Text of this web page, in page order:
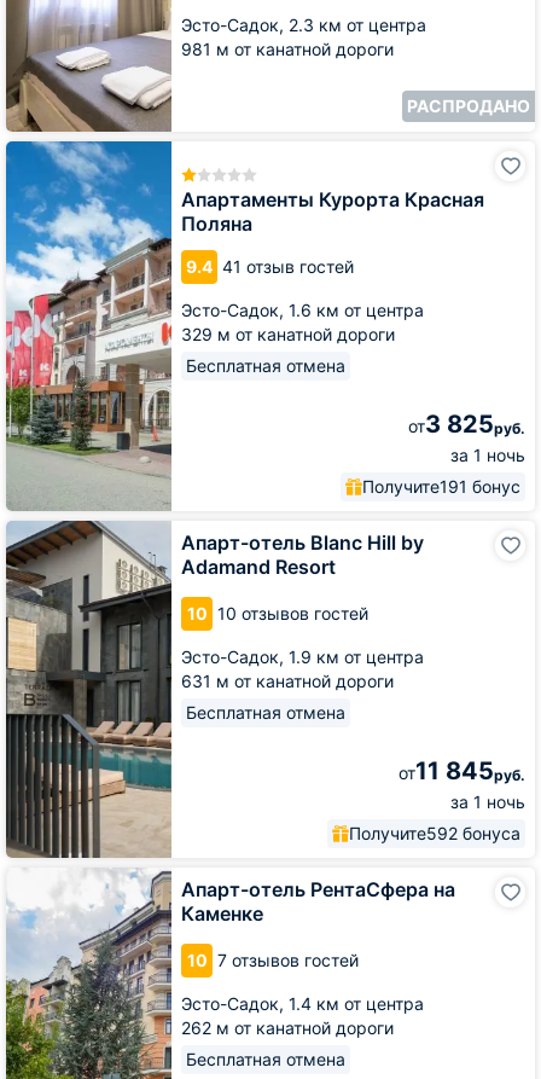
Эсто-Садок, 2.3 км от центра
981 м от канатной дороги
РАСПРОДАНО
Апартаменты Курорта Красная
Поляна
9.4 41 отзыв гостей
Эсто-Садок, 1.6 км от центра
329 м от канатной дороги
Бесплатная отмена
от3 825руб.
за 1 ночь
Получите191 бонус
Апартаменты
Курорта
Красная
Поляна
Апарт-отель Blanc Hill by
Adamand Resort
10 10 отзывов гостей
Эсто-Садок, 1.9 км от центра
631 м от канатной дороги
Бесплатная отмена
от11 845руб.
за 1 ночь
Получите592 бонуса
Апарт-
отель
Blanc
Hill
by
Adamand
Resort
Апарт-отель РентаСфера на
Каменке
10 7 отзывов гостей
Эсто-Садок, 1.4 км от центра
262 м от канатной дороги
Бесплатная отмена
отель
РентаСфера
Каменке